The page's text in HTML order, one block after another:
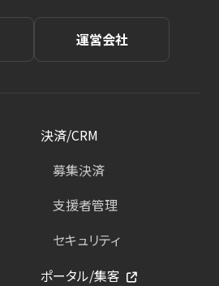
運営会社
決済/CRM
募集決済
支援者管理
セキュリティ
ポータル/集客